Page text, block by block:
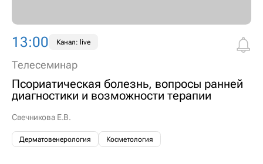
13:00 Канал: live
Телесеминар
Псориатическая болезнь, вопросы ранней
диагностики и возможности терапии
Свечникова Е.В.
Дерматовенерология Косметология